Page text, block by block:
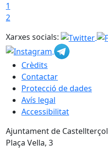
1
2
Xarxes socials:
Crèdits
Contactar
Protecció de dades
Avís legal
Accessibilitat
Ajuntament de Castellterçol
Plaça Vella, 3